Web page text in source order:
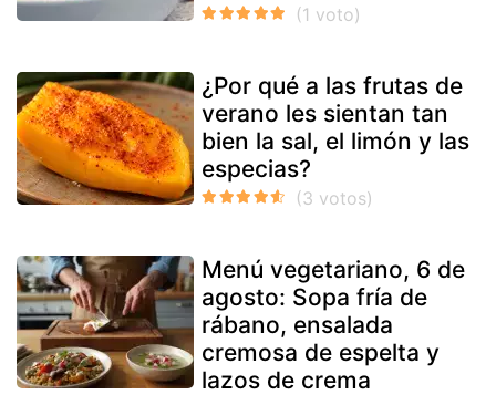
¿Por qué a las frutas de
verano les sientan tan
bien la sal, el limón y las
especias?
Menú vegetariano, 6 de
agosto: Sopa fría de
rábano, ensalada
cremosa de espelta y
lazos de crema